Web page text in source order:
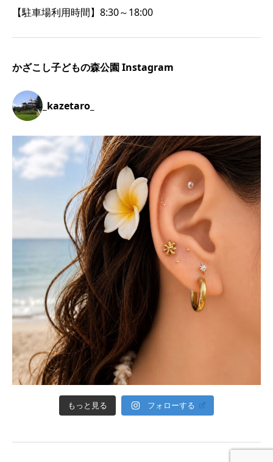
【駐車場利用時間】8:30～18:00
かざこし子どもの森公園 Instagram
_kazetaro_
もっと見る フォローする